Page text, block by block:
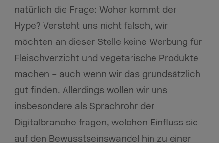
natürlich die Frage: Woher kommt der
Hype? Versteht uns nicht falsch, wir
möchten an dieser Stelle keine Werbung für
Fleischverzicht und vegetarische Produkte
machen – auch wenn wir das grundsätzlich
gut finden. Allerdings wollen wir uns
insbesondere als Sprachrohr der
Digitalbranche fragen, welchen Einfluss sie
auf den Bewusstseinswandel hin zu einer